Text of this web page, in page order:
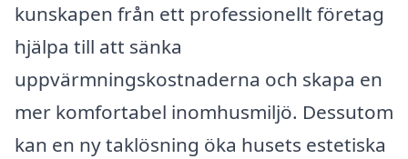
kunskapen från ett professionellt företag
hjälpa till att sänka
uppvärmningskostnaderna och skapa en
mer komfortabel inomhusmiljö. Dessutom
kan en ny taklösning öka husets estetiska